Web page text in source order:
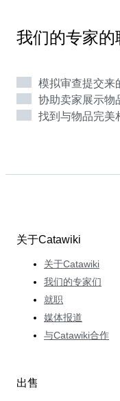
有机会开始了他的考
件作品更为醒目。他
特别的物品时，他确
们，并让他们也有机
时也鼓励和引导他们
我们的专家的
模拟审查提交来
协助卖家展示物
找到与物品完美
关于Catawiki
关于Catawiki
我们的专家们
就职
媒体报道
与Catawiki合作
出售